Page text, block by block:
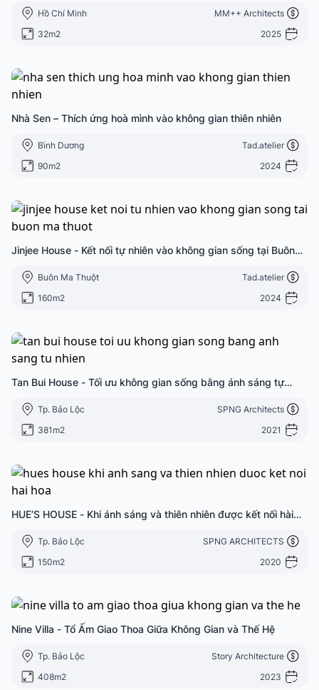
Hồ Chí Minh
MM++ Architects
32m2
2025
Nhà Sen – Thích ứng hoà mình vào không gian thiên nhiên
Bình Dương
Tad.atelier
90m2
2024
Jinjee House - Kết nối tự nhiên vào không gian sống tại Buôn
Buôn Ma Thuột
Tad.atelier
160m2
2024
Tan Bui House - Tối ưu không gian sống bằng ánh sáng tự
Tp. Bảo Lộc
SPNG Architects
381m2
2021
HUE’S HOUSE - Khi ánh sáng và thiên nhiên được kết nối hài
Tp. Bảo Lộc
SPNG ARCHITECTS
150m2
2020
Nine Villa - Tổ Ấm Giao Thoa Giữa Không Gian và Thế Hệ
Tp. Bảo Lộc
Story Architecture
408m2
2023